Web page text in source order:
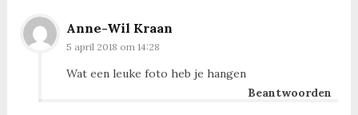
Anne-Wil Kraan
5 april 2018 om 14:28
Wat een leuke foto heb je hangen
Beantwoorden